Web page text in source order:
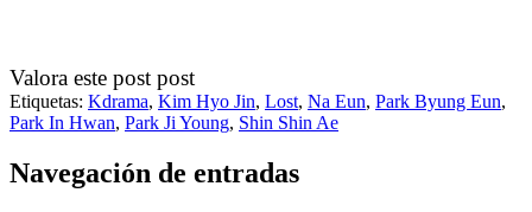
Valora este post post
Etiquetas: Kdrama, Kim Hyo Jin, Lost, Na Eun, Park Byung Eun,
Park In Hwan, Park Ji Young, Shin Shin Ae
Navegación de entradas